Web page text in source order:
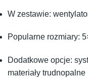
W zestawie:
Popularne rozmiary:
Dodatkowe opcje:
materiały trudnopalne